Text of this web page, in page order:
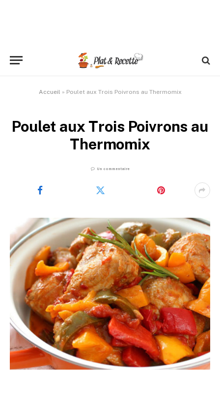
Accueil » Poulet aux Trois Poivrons au Thermomix
Poulet aux Trois Poivrons au
Thermomix
Un commentaire